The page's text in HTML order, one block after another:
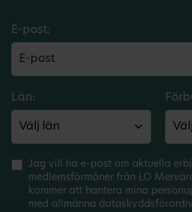
E-post:
Län:
Jag vill ha e-post om aktuella
medlemsförmåner från LO
kommer att hantera mina
med allmänna